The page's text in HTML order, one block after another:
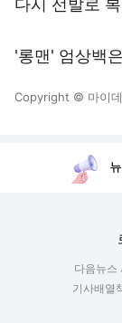
다시 선발로
'롱맨' 엄상백
Copyright © 마이데
다음뉴스
기사배열